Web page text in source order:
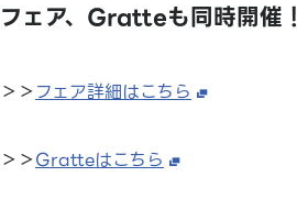
フェア、Gratteも同時開催！
＞＞フェア詳細はこちら
＞＞Gratteはこちら